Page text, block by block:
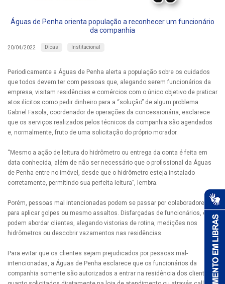
Águas de Penha orienta população a reconhecer um funcionário
da companhia
20/04/2022 Dicas Institucional
Periodicamente a Águas de Penha alerta a população sobre os cuidados
que todos devem ter com pessoas que, alegando serem funcionários da
empresa, visitam residências e comércios com o único objetivo de praticar
atos ilícitos como pedir dinheiro para a “solução” de algum problema.
Gabriel Fasola, coordenador de operações da concessionária, esclarece
que os serviços realizados pelos técnicos da companhia são agendados
e, normalmente, fruto de uma solicitação do próprio morador.
“Mesmo a ação de leitura do hidrômetro ou entrega da conta é feita em
data conhecida, além de não ser necessário que o profissional da Águas
de Penha entre no imóvel, desde que o hidrômetro esteja instalado
corretamente, permitindo sua perfeita leitura”, lembra.
Porém, pessoas mal intencionadas podem se passar por colaboradores
para aplicar golpes ou mesmo assaltos. Disfarçadas de funcionários, elas
podem abordar clientes, alegando vistorias de rotina, medições nos
hidrômetros ou descobrir vazamentos nas residências.
Para evitar que os clientes sejam prejudicados por pessoas mal-
intencionadas, a Águas de Penha esclarece que os funcionários da
companhia somente são autorizados a entrar na residência dos clientes